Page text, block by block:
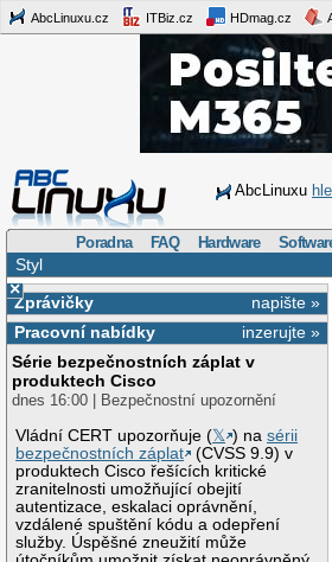
AbcLinuxu.cz ITBiz.cz HDmag.cz
AbcLinuxu
Poradna FAQ Hardware
Styl
×
napište »
Zprávičky
inzerujte »
Pracovní nabídky
Série bezpečnostních záplat v
produktech Cisco
dnes 16:00 | Bezpečnostní upozornění
Vládní CERT upozorňuje (𝕏 ) nasérii
bezpečnostních záplat
(CVSS 9.9) v
produktech Cisco řešících kritické
zranitelnosti umožňující obejití
autentizace, eskalaci oprávnění,
vzdálené spuštění kódu a odepření
služby. Úspěšné zneužití může